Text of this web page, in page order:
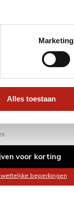
Marketing
Alles toestaan
nieuwste
voor korting
beperkingen